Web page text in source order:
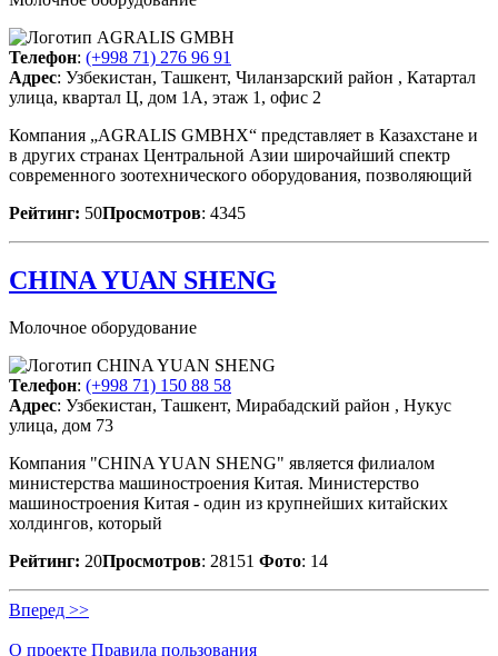
Телефон: (+998 71) 276 96 91
Адрес: Узбекистан, Ташкент, Чиланзарский район , Катартал
улица, квартал Ц, дом 1А, этаж 1, офис 2
Компания „AGRALIS GMBHХ“ представляет в Казахстане и
в других странах Центральной Азии широчайший спектр
современного зоотехнического оборудования, позволяющий
Рейтинг: 50Просмотров: 4345
CHINA YUAN SHENG
Молочное оборудование
Телефон: (+998 71) 150 88 58
Адрес: Узбекистан, Ташкент, Мирабадский район , Нукус
улица, дом 73
Компания "CHINA YUAN SHENG" является филиалом
министерства машиностроения Китая. Министерство
машиностроения Китая - один из крупнейших китайских
холдингов, который
Рейтинг: 20Просмотров: 28151 Фото: 14
Вперед >>
О проекте Правила пользования